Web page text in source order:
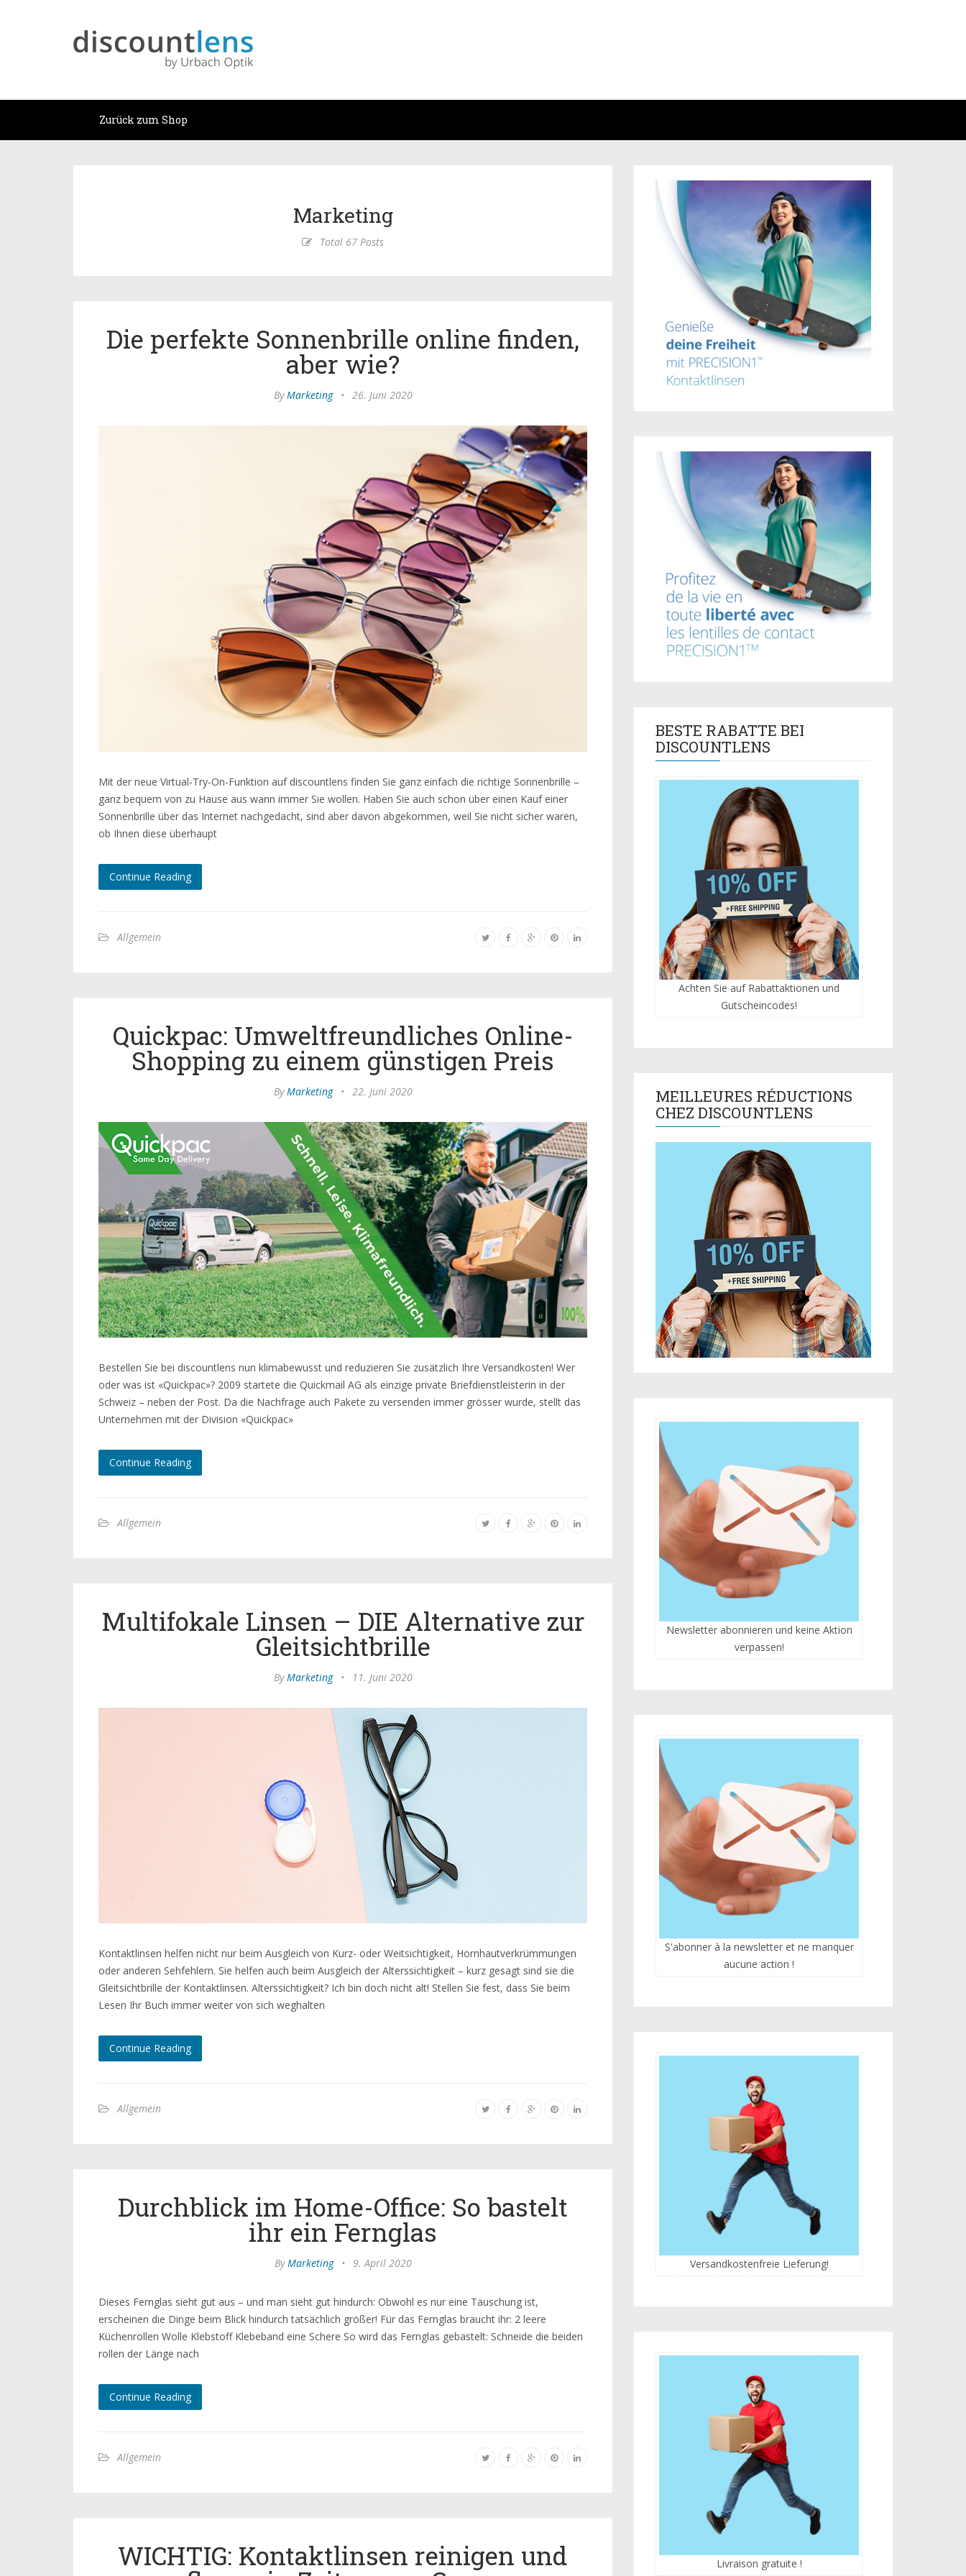
Zurück zum Shop
Marketing
Total 67 Posts
Die perfekte Sonnenbrille online finden,
aber wie?
ByMarketing • 26. Juni 2020
Mit der neue Virtual-Try-On-Funktion auf discountlens finden Sie ganz einfach die richtige Sonnenbrille –
ganz bequem von zu Hause aus wann immer Sie wollen. Haben Sie auch schon über einen Kauf einer
Sonnenbrille über das Internet nachgedacht, sind aber davon abgekommen, weil Sie nicht sicher waren,
ob Ihnen diese überhaupt
Continue Reading
Allgemein
Quickpac: Umweltfreundliches Online-
Shopping zu einem günstigen Preis
ByMarketing • 22. Juni 2020
Bestellen Sie bei discountlens nun klimabewusst und reduzieren Sie zusätzlich Ihre Versandkosten! Wer
oder was ist «Quickpac»? 2009 startete die Quickmail AG als einzige private Briefdienstleisterin in der
Schweiz – neben der Post. Da die Nachfrage auch Pakete zu versenden immer grösser wurde, stellt das
Unternehmen mit der Division «Quickpac»
Continue Reading
Allgemein
Multifokale Linsen – DIE Alternative zur
Gleitsichtbrille
ByMarketing • 11. Juni 2020
Kontaktlinsen helfen nicht nur beim Ausgleich von Kurz- oder Weitsichtigkeit, Hornhautverkrümmungen
oder anderen Sehfehlern. Sie helfen auch beim Ausgleich der Alterssichtigkeit – kurz gesagt sind sie die
Gleitsichtbrille der Kontaktlinsen. Alterssichtigkeit? Ich bin doch nicht alt! Stellen Sie fest, dass Sie beim
Lesen Ihr Buch immer weiter von sich weghalten
Continue Reading
Allgemein
Durchblick im Home-Office: So bastelt
ihr ein Fernglas
ByMarketing • 9. April 2020
Dieses Fernglas sieht gut aus – und man sieht gut hindurch: Obwohl es nur eine Täuschung ist,
erscheinen die Dinge beim Blick hindurch tatsächlich größer! Für das Fernglas braucht ihr: 2 leere
Küchenrollen Wolle Klebstoff Klebeband eine Schere So wird das Fernglas gebastelt: Schneide die beiden
rollen der Länge nach
Continue Reading
Allgemein
WICHTIG: Kontaktlinsen reinigen und
BESTE RABATTE BEI
DISCOUNTLENS
Achten Sie auf Rabattaktionen und
Gutscheincodes!
MEILLEURES RÉDUCTIONS
CHEZ DISCOUNTLENS
Newsletter abonnieren und keine Aktion
verpassen!
S'abonner à la newsletter et ne manquer
aucune action !
Versandkostenfreie Lieferung!
Livraison gratuite !